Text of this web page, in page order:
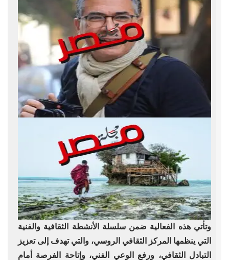
وتأتي هذه الفعالية ضمن سلسلة الأنشطة الثقافية والفنية
التي ينظمها المركز الثقافي الروسي، والتي تهدف إلى تعزيز
التبادل الثقافي، ورفع الوعي الفني، وإتاحة الفرصة أمام